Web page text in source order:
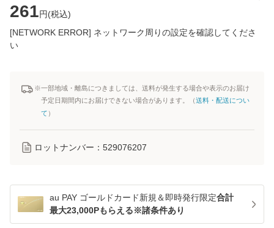
261円(税込)
[NETWORK ERROR] ネットワーク周りの設定を確認してくださ
い
※一部地域・離島につきましては、送料が発生する場合や表示のお届け
予定日期間内にお届けできない場合があります。（送料・配送につい
て ）
ロットナンバー： 529076207
au PAY ゴールドカード新規＆即時発行限定合計
最大23,000Pもらえる※諸条件あり